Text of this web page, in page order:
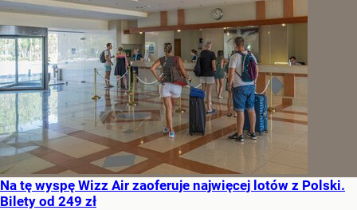
Na tę wyspę Wizz Air zaoferuje najwięcej lotów z Polski.
Bilety od 249 zł